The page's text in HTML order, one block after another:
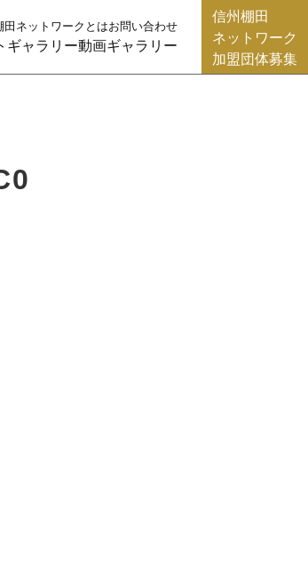
田ネットワークとはお問い合わせ
ギャラリー動画ギャラリー
信州棚田
ネットワーク
加盟団体募集